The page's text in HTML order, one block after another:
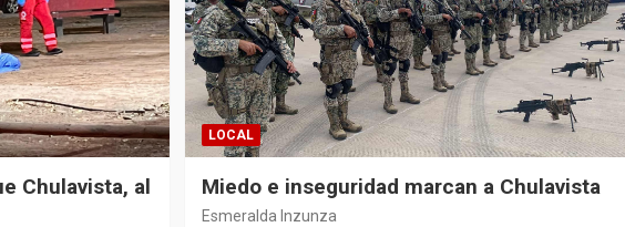
Chulavista, al
LOCAL
Miedo e inseguridad marcan a Chulavista
Esmeralda Inzunza